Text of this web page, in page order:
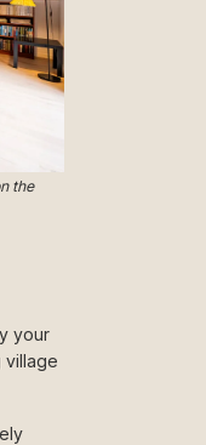
the
your
village